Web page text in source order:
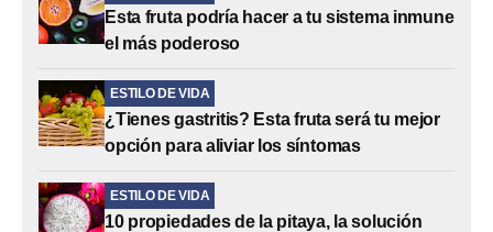
Esta fruta podría hacer a tu sistema inmune
el más poderoso
ESTILO DE VIDA
¿Tienes gastritis? Esta fruta será tu mejor
opción para aliviar los síntomas
ESTILO DE VIDA
10 propiedades de la pitaya, la solución